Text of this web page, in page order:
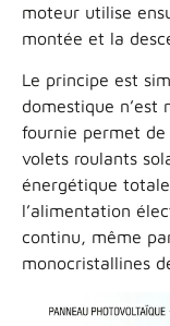
moteur utilise
montée et la
Le principe est
domestique n’est
fournie permet
volets roulants
énergétique
l’alimentation
continu, même
monocristallines